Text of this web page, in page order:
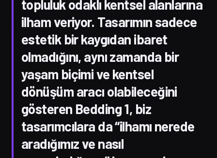
topluluk odaklı kentsel alanlarına
ilham veriyor. Tasarımın sadece
estetik bir kaygıdan ibaret
olmadığını, aynı zamanda bir
yaşam biçimi ve kentsel
dönüşüm aracı olabileceğini
gösteren Bedding 1, biz
tasarımcılara da “ilhamı nerede
aradığımız ve nasıl